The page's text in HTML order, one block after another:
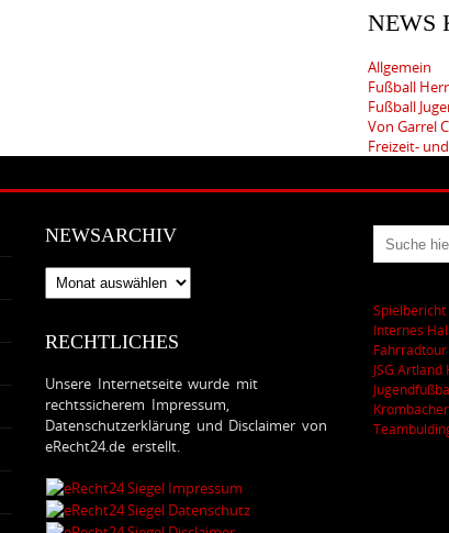
NEWS
Allgemein
Fußball
Fußball
Von Garrel
Freizeit-
NEWSARCHIV
Newsarchiv
RECHTLICHES
Unsere Internetseite wurde mit
rechtssicherem Impressum,
Datenschutzerklärung und Disclaimer von
eRecht24.de erstellt.
Internes
Fahrradtour
JSG Artland